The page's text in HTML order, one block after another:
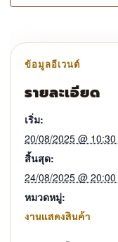
รายละเอียด
เริ่ม:
20/08/2025 @
สิ้นสุด:
24/08/2025 @
หมวดหมู่:
งานแสดงสินค้า